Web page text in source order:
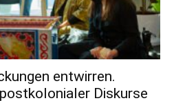
entwirren.
Diskurse